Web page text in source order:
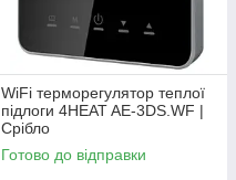
WiFi терморегулятор теплої
підлоги 4HEAT AE-3DS.WF |
Срібло
Готово до відправки